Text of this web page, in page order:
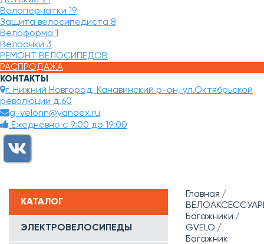
Велоперчатки 19
Защита велосипедиста 8
Велоформа 1
Велоочки 3
РЕМОНТ ВЕЛОСИПЕДОВ
РАСПРОДАЖА
КОНТАКТЫ
г. Нижний Новгород, Канавинский р-он, ул.Октябрьской
революции д.60
g-velonn@yandex.ru
Ежедневно с 9:00 до 19:00
КАТАЛОГ
ЭЛЕКТРОВЕЛОСИПЕДЫ
Главная
Багажники
GVELO
Багажник